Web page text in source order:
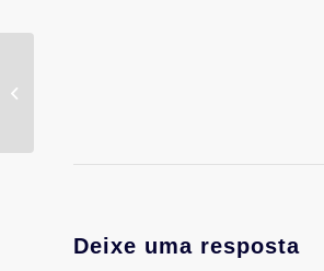
Deixe uma resposta